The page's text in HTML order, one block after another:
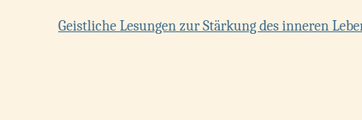
Geistliche Lesungen zur Stärkung des inneren